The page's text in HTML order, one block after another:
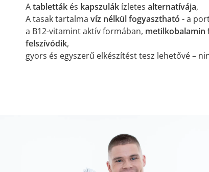
Atabletták és kapszulák ízletes alternatívája,
A tasak tartalma víz nélkül fogyasztható - a
a B12-vitamint aktív formában, metilkobalamin
felszívódik,
gyors és egyszerű elkészítést tesz lehetővé –